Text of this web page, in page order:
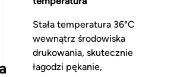
Stała temperatura 36°C
wewnątrz środowiska
drukowania, skutecznie
łagodzi pękanie,